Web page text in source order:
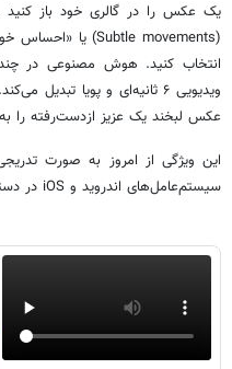
یک عکس را در گالری خود باز
انتخاب کنید. هوش مصنوعی در
ویدیویی ۶ ثانیه‌ای و پویا
عکس لبخند یک عزیز ازدست‌رفته را به
این ویژگی از امروز به صورت
سیستم‌عامل‌های اندروید و iOS در دسترس قرار می‌گیرد.